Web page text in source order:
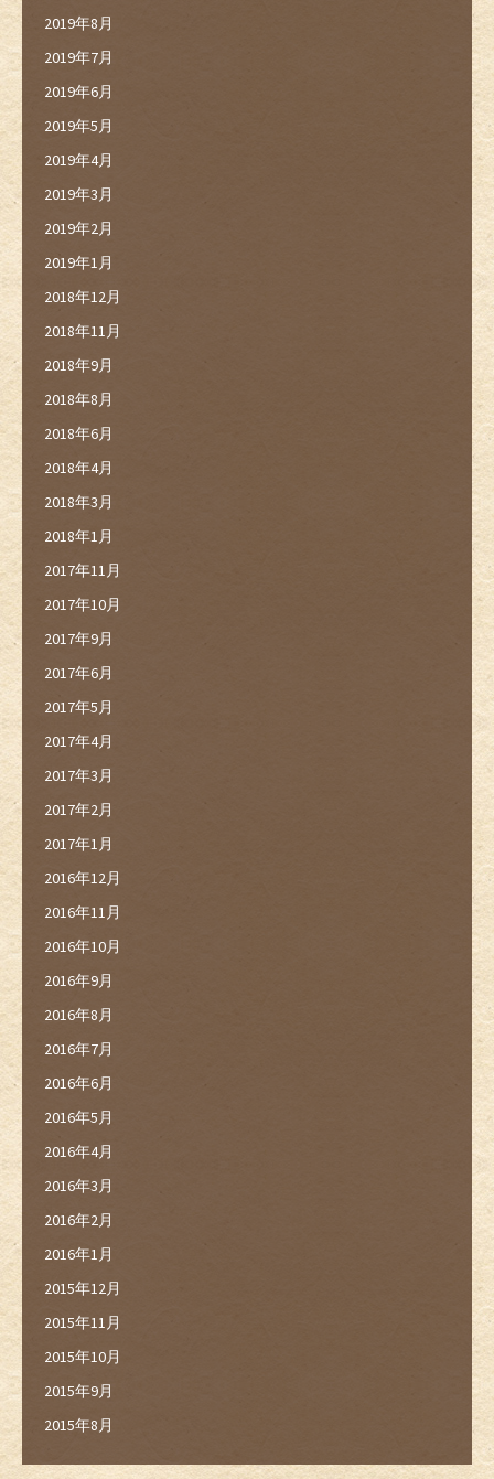
2019年8月
2019年7月
2019年6月
2019年5月
2019年4月
2019年3月
2019年2月
2019年1月
2018年12月
2018年11月
2018年9月
2018年8月
2018年6月
2018年4月
2018年3月
2018年1月
2017年11月
2017年10月
2017年9月
2017年6月
2017年5月
2017年4月
2017年3月
2017年2月
2017年1月
2016年12月
2016年11月
2016年10月
2016年9月
2016年8月
2016年7月
2016年6月
2016年5月
2016年4月
2016年3月
2016年2月
2016年1月
2015年12月
2015年11月
2015年10月
2015年9月
2015年8月